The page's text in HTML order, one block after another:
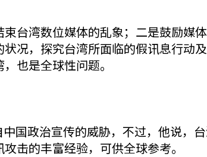
湾数位媒体的乱象；二是鼓励媒体
况，探究台湾所面临的假讯息行动
也是全球性问题。
国政治宣传的威胁，不过，他说，
击的丰富经验，可供全球参考。